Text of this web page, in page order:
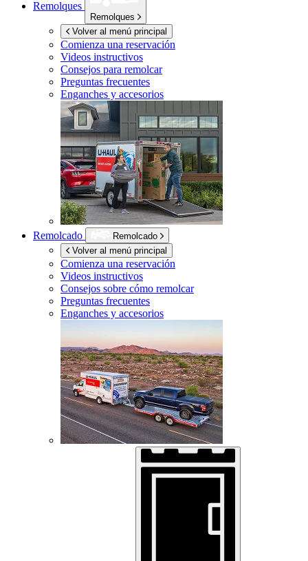
Remolques
Remolques
Volver al menú principal
Comienza una reservación
Videos instructivos
Consejos para remolcar
Preguntas frecuentes
Enganches y accesorios
Remolcado
Remolcado
Volver al menú principal
Comienza una reservación
Videos instructivos
Consejos sobre cómo remolcar
Preguntas frecuentes
Enganches y accesorios